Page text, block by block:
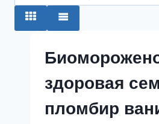
здоровая
пломбир